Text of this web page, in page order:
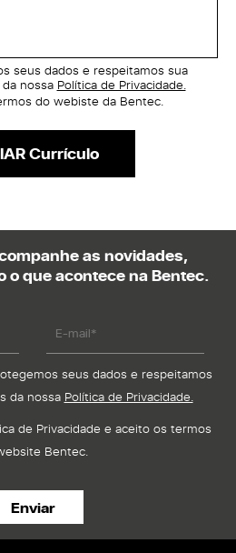
seus dados e respeitamos sua
nossa Política de Privacidade.
do webiste da Bentec.
as novidades,
o que acontece na Bentec.
seus dados e respeitamos
da nossa Política de Privacidade.
de Privacidade e aceito os termos
Bentec.